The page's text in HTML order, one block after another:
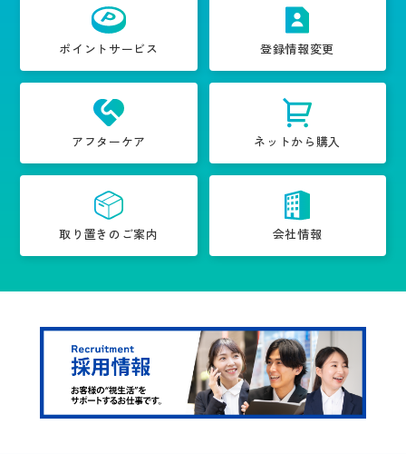
ポイントサービス 登録情報変更
アフターケア ネットから購入
取り置きのご案内 会社情報